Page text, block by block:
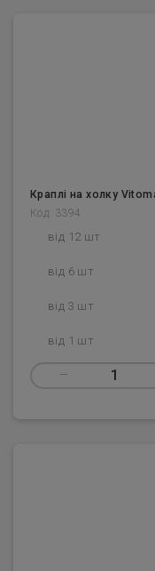
Краплі на холку
Код: 3394
від 12 шт
від 6 шт
від 3 шт
від 1 шт
– 1